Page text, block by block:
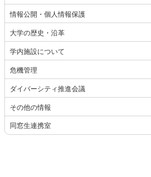
情報公開・個人情報保護
大学の歴史・沿革
学内施設について
危機管理
ダイバーシティ推進会議
その他の情報
同窓生連携室